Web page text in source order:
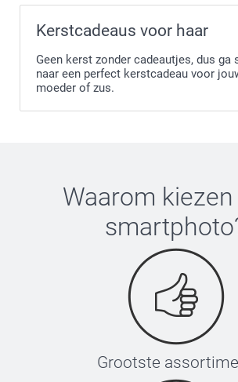
Kerstcadeaus voor haar
Geen kerst zonder cadeautjes, dus ga
naar een perfect kerstcadeau voor
moeder of zus.
Waarom
smartphoto
Grootste